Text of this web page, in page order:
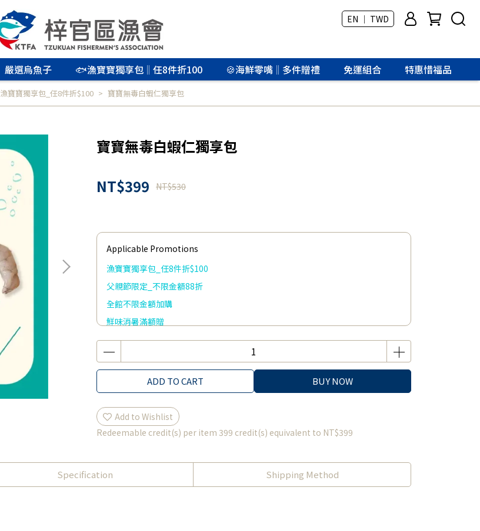
EN ｜ TWD
嚴選烏魚子 🐟漁寶寶獨享包‖任8件折100 🍪海鮮零嘴‖多件贈禮 免運組合 特惠惜福品
漁寶寶獨享包_任8件折$100 寶寶無毒白蝦仁獨享包
寶寶無毒白蝦仁獨享包
NT$399 NT$530
Applicable Promotions
漁寶寶獨享包_任8件折$100
父親節限定_不限金額88折
全館不限金額加購
鮮味消暑滿額贈
ADD TO CART BUY NOW
Add to Wishlist
Redeemable credit(s) per item 399 credit(s) equivalent to NT$399
Specification Shipping Method